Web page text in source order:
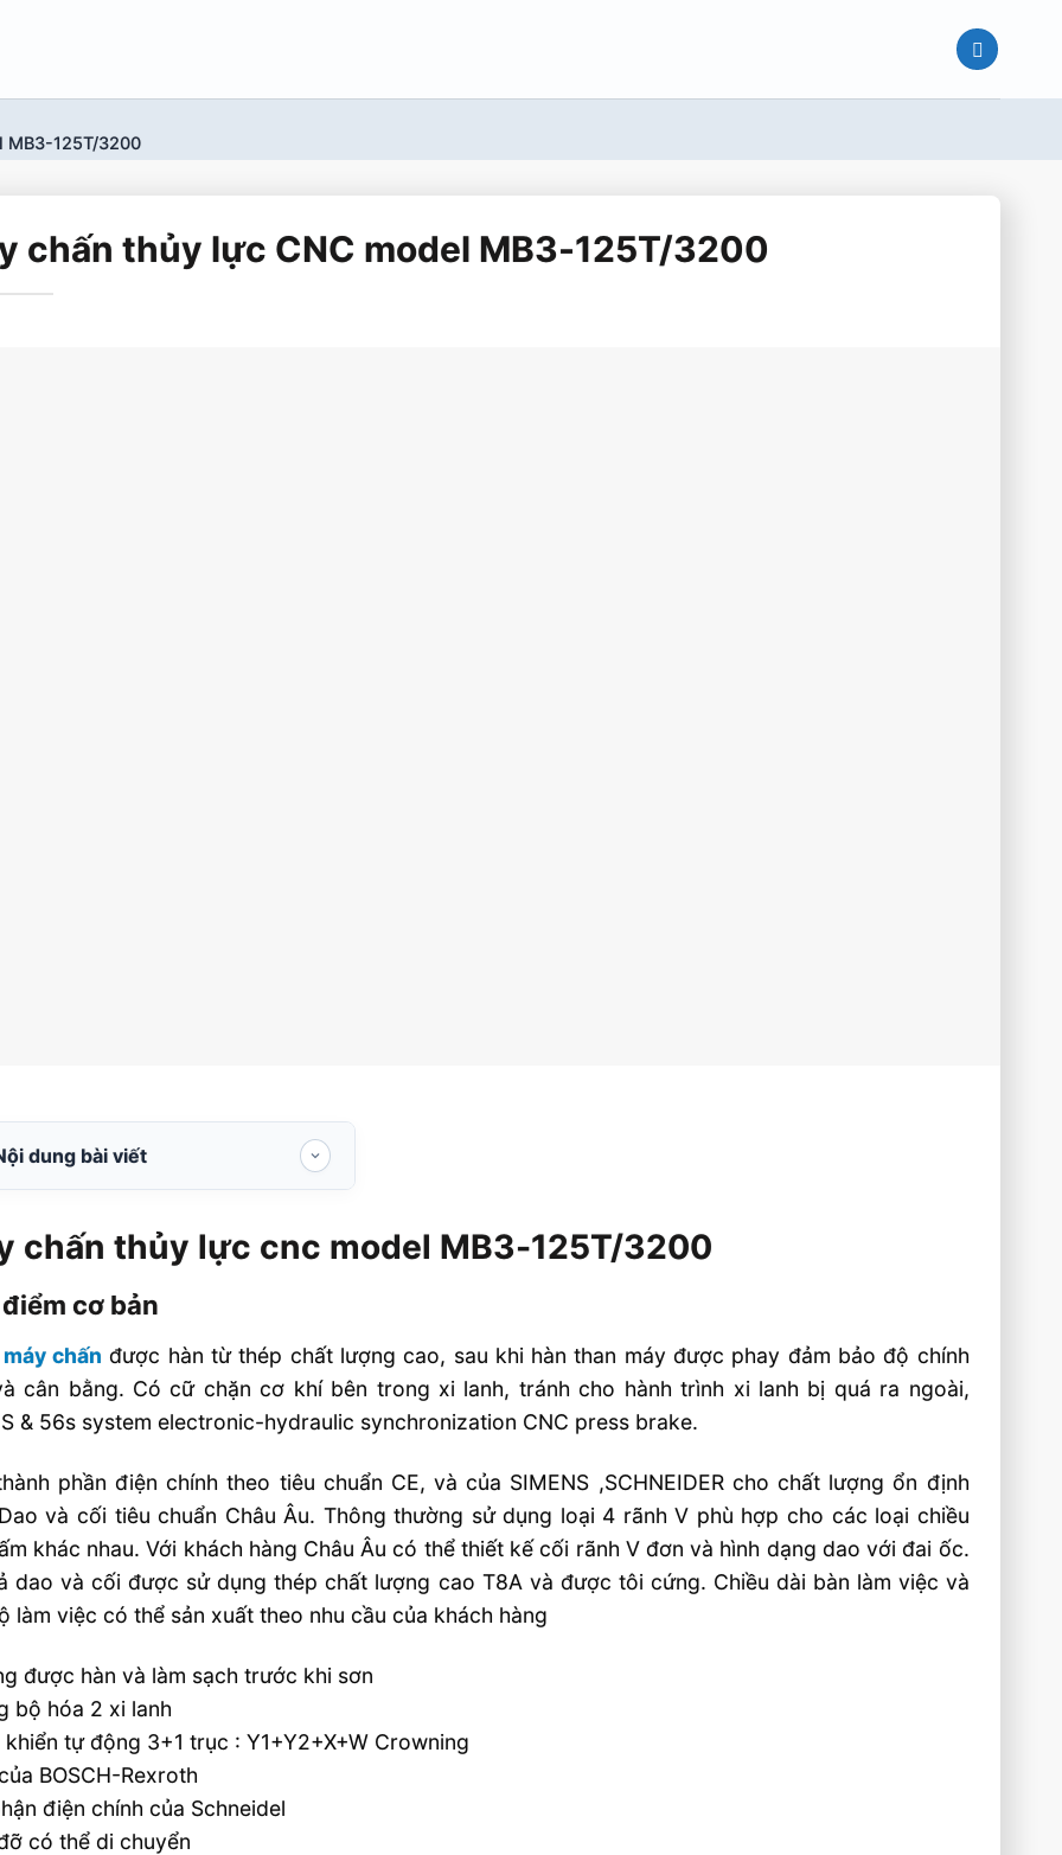
MB3-125T/3200
chấn thủy lực CNC model MB3-125T/3200
dung bài viết
125T/3200
Hệ thống chống võng giữa điều
khiển thủy lực CNC
Hệ thống thủy lực
Hệ thống điện điều khiển
Thông số kỹ thuật máy chấn thuỷ
lực
Các phụ tùng chính máy chấn thuỷ
lực
MB8 Series
chấn thủy lực cnc model MB3-125T/3200
cơ bản
máy chấn được hàn từ thép chất lượng cao, sau khi hàn than máy được phay đảm bảo độ chính
cân bằng. Có cữ chặn cơ khí bên trong xi lanh, tránh cho hành trình xi lanh bị quá ra ngoài,
& 56s system electronic-hydraulic synchronization CNC press brake.
phần điện chính theo tiêu chuẩn CE, và của SIMENS ,SCHNEIDER cho chất lượng ổn định
và cối tiêu chuẩn Châu Âu. Thông thường sử dụng loại 4 rãnh V phù hợp cho các loại chiều
khác nhau. Với khách hàng Châu Âu có thể thiết kế cối rãnh V đơn và hình dạng dao với đai ốc.
dao và cối được sử dụng thép chất lượng cao T8A và được tôi cứng. Chiều dài bàn làm việc và
làm việc có thể sản xuất theo nhu cầu của khách hàng
được hàn và làm sạch trước khi sơn
bộ hóa 2 xi lanh
tự động 3+1 trục : Y1+Y2+X+W Crowning
BOSCH-Rexroth
điện chính của Schneidel
có thể di chuyển